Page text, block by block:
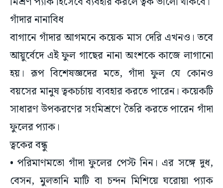
গাঁদার নানাবিধ
বাগানে গাঁদার আগমনে কয়েক মাস দেরি এখনও। তবে
আয়ুর্বেদে এই ফুল গাছের নানা অংশকে কাজে লাগানো
হয়। রূপ বিশেষজ্ঞদের মতে, গাঁদা ফুল যে কোনও
বয়সের মানুষ ত্বকচর্চায় ব্যবহার করতে পারেন। কয়েকটি
সাধারণ উপকরণের সংমিশ্রণে তৈরি করতে পারেন গাঁদা
ফুলের প্যাক।
ত্বকের বন্ধু
• পরিমাণমতো গাঁদা ফুলের পেস্ট নিন। এর সঙ্গে দুধ,
বেসন, মুলতানি মাটি বা চন্দন মিশিয়ে ঘরোয়া প্যাক